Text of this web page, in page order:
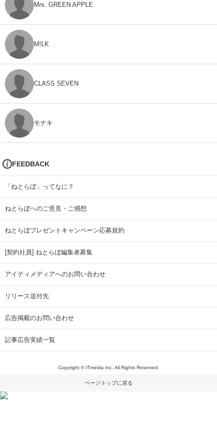
Mrs. GREEN APPLE
M!LK
CLASS SEVEN
モナキ
FEEDBACK
「ねとらぼ」ってなに？
ねとらぼへのご意見・ご感想
ねとらぼプレゼントキャンペーン応募規約
[契約社員] ねとらぼ編集者募集
アイティメディアへのお問い合わせ
リリース送付先
広告掲載のお問い合わせ
記事広告実績一覧
Copyright © ITmedia Inc. All Rights Reserved.
ページトップに戻る